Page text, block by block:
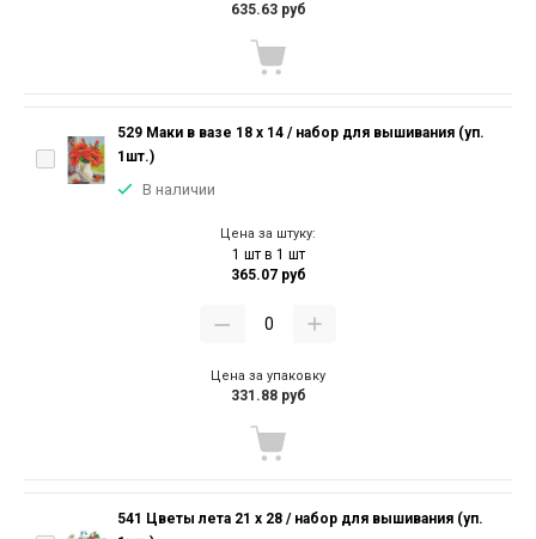
635.63 руб
529 Маки в вазе 18 х 14 / набор для вышивания (уп.
1шт.)
В наличии
Цена за штуку:
1 шт в 1 шт
365.07 руб
Цена за упаковку
331.88 руб
541 Цветы лета 21 х 28 / набор для вышивания (уп.